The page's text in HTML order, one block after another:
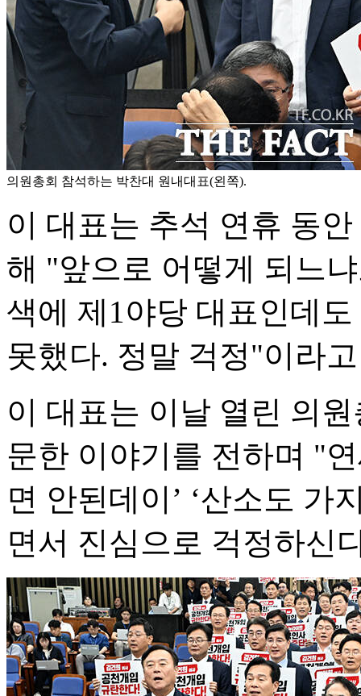
의원총회 참석하는 박찬대 원내대표(왼쪽).
이 대표는 추석 연휴 동
해 "앞으로 어떻게 되느
색에 제1야당 대표인데
못했다. 정말 걱정"이라
이 대표는 이날 열린 의
문한 이야기를 전하며 "
면 안된데이’ ‘산소도 가
면서 진심으로 걱정하신